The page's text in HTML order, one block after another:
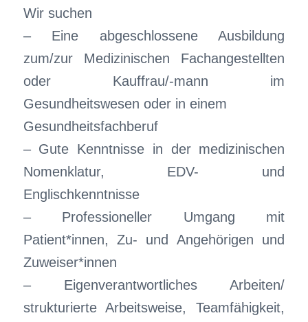
Wir suchen
– Eine abgeschlossene Ausbildung
zum/zur Medizinischen Fachangestellten
oder Kauffrau/-mann im
Gesundheitswesen oder in einem
Gesundheitsfachberuf
– Gute Kenntnisse in der medizinischen
Nomenklatur, EDV- und
Englischkenntnisse
– Professioneller Umgang mit
Patient*innen, Zu- und Angehörigen und
Zuweiser*innen
– Eigenverantwortliches Arbeiten/
strukturierte Arbeitsweise, Teamfähigkeit,